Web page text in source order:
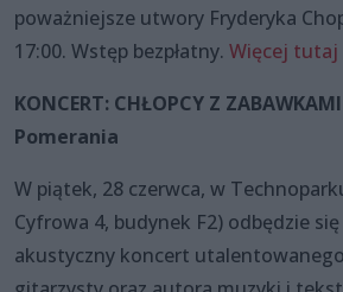
poważniejsze utwory Fryderyka
17:00. Wstęp bezpłatny. Więcej tutaj
KONCERT: CHŁOPCY Z
Pomerania
W piątek, 28 czerwca, w
Cyfrowa 4, budynek F2) odbędzie
akustyczny koncert